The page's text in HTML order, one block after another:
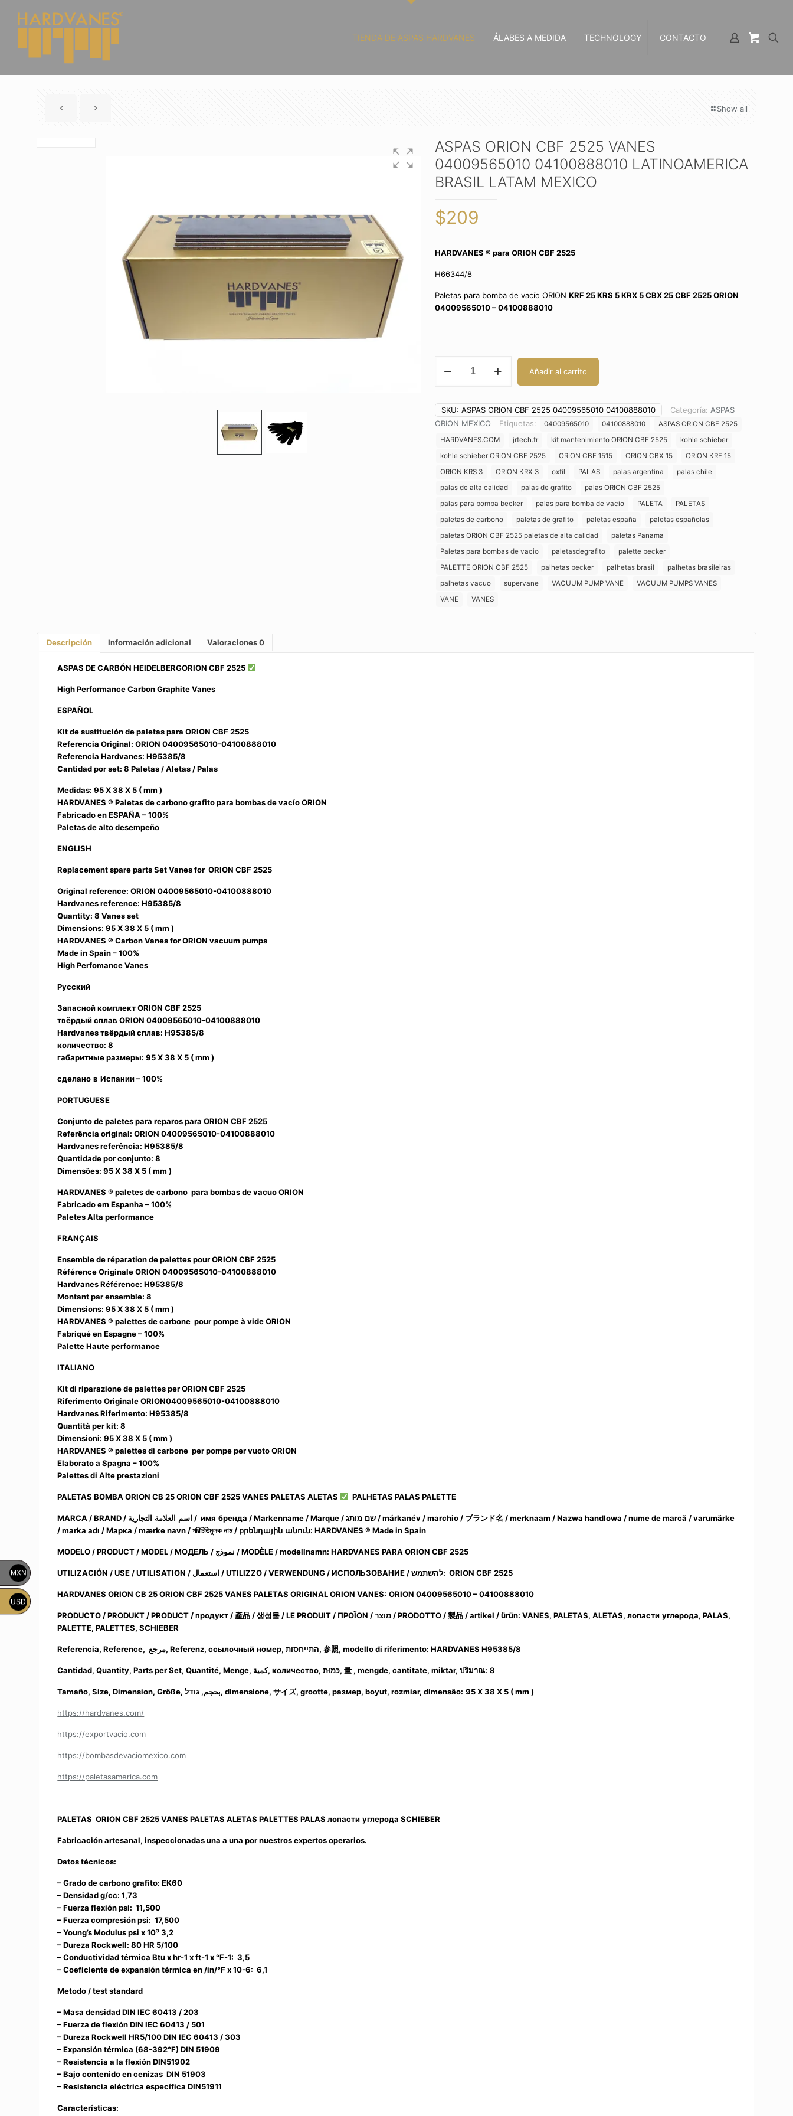
TIENDA DE ASPAS HARDVANES ÁLABES A MEDIDA TECHNOLOGY CONTACTO
Show all
ASPAS ORION CBF 2525 VANES
04009565010 04100888010 LATINOAMERICA
BRASIL LATAM MEXICO
$209
HARDVANES ® para ORION CBF 2525
H66344/8
Paletas para bomba de vacío ORION KRF 25 KRS 5 KRX 5 CBX 25 CBF 2525 ORION
04009565010 – 04100888010
ORION
VANES
04009565010
04100888010
BRASIL
LATAM
MEXICO
Añadir al carrito
SKU: ASPAS ORION CBF 2525 04009565010 04100888010 Categoría: ASPAS
ORION MEXICO
Etiquetas: 04009565010 04100888010
ASPAS ORION CBF 2525
HARDVANES.COM
jrtech.fr kit mantenimiento ORION CBF 2525
kohle schieber
kohle schieber ORION CBF 2525
ORION CBF 1515 ORION CBX 15
ORION KRF 15
ORION KRS 3
ORION KRX 3 oxfil PALAS palas argentina
palas chile
palas de alta calidad
palas de grafito
palas ORION CBF 2525
palas para bomba becker
palas para bomba de vacio PALETA
PALETAS
paletas de carbono
paletas de grafito paletas españa
paletas españolas
paletas ORION CBF 2525 paletas de alta calidad
paletas Panama
Paletas para bombas de vacio
paletasdegrafito
palette becker
PALETTE ORION CBF 2525
palhetas becker palhetas brasil
palhetas brasileiras
palhetas vacuo
supervane VACUUM PUMP VANE
VACUUM PUMPS VANES
VANE
VANES
Descripción Información adicional Valoraciones0
ASPAS DE CARBÓN HEIDELBERGORION CBF 2525
High Performance Carbon Graphite Vanes
ESPAÑOL
Kit de sustitución de paletas para ORION CBF 2525
Referencia Original: ORION 04009565010-04100888010
Referencia Hardvanes: H95385/8
Cantidad por set: 8 Paletas / Aletas / Palas
Medidas: 95 X 38 X 5 ( mm )
HARDVANES ® Paletas de carbono grafito para bombas de vacío ORION
Fabricado en ESPAÑA – 100%
Paletas de alto desempeño
ENGLISH
Replacement spare parts Set Vanes for ORION CBF 2525
Original reference: ORION 04009565010-04100888010
Hardvanes reference: H95385/8
Quantity: 8 Vanes set
Dimensions: 95 X 38 X 5 ( mm )
HARDVANES ® Carbon Vanes for ORION vacuum pumps
Made in Spain – 100%
High Perfomance Vanes
Русский
Запасной комплект ORION CBF 2525
твёрдый сплав ORION 04009565010-04100888010
Hardvanes твёрдый сплав: H95385/8
количество: 8
габаритные размеры: 95 X 38 X 5 ( mm )
сделано в Испании – 100%
PORTUGUESE
Conjunto de paletes para reparos para ORION CBF 2525
Referência original: ORION 04009565010-04100888010
Hardvanes referência: H95385/8
Quantidade por conjunto: 8
Dimensões: 95 X 38 X 5 ( mm )
HARDVANES ® paletes de carbono para bombas de vacuo ORION
Fabricado em Espanha – 100%
Paletes Alta performance
FRANÇAIS
Ensemble de réparation de palettes pour ORION CBF 2525
Référence Originale ORION 04009565010-04100888010
Hardvanes Référence: H95385/8
Montant par ensemble: 8
Dimensions: 95 X 38 X 5 ( mm )
HARDVANES ® palettes de carbone pour pompe à vide ORION
Fabriqué en Espagne – 100%
Palette Haute performance
ITALIANO
Kit di riparazione de palettes per ORION CBF 2525
Riferimento Originale ORION04009565010-04100888010
Hardvanes Riferimento: H95385/8
Quantità per kit: 8
Dimensioni: 95 X 38 X 5 ( mm )
HARDVANES ® palettes di carbone per pompe per vuoto ORION
Elaborato a Spagna – 100%
Palettes di Alte prestazioni
PALETAS BOMBA ORION CB 25 ORION CBF 2525 VANES PALETAS ALETAS PALHETAS PALAS PALETTE
MARCA / BRAND / اسم العلامة التجارية / имя бренда / Markenname / Marque / שם מותג / márkanév / marchio / ブランド名 / merknaam / Nazwa handlowa / nume de marcă / varumärke
/ marka adı / Марка / mærke navn /পরিচিতিমুলক নাম/ բրենդային անուն: HARDVANES ® Made in Spain
MODELO / PRODUCT / MODEL / МОДЕЛЬ / نموذج / MODÈLE / modellnamn: HARDVANES PARA ORION CBF 2525
UTILIZACIÓN / USE / UTILISATION / استعمال / UTILIZZO / VERWENDUNG / ИСПОЛЬЗОВАНИЕ / להשתמש: ORION CBF 2525
HARDVANES ORION CB 25 ORION CBF 2525 VANES PALETAS ORIGINAL ORION VANES: ORION 04009565010 – 04100888010
PRODUCTO / PRODUKT / PRODUCT / продукт / 產品 /생성물 / LE PRODUIT / ΠΡΟΪΟΝ / מוצר / PRODOTTO /製品 / artikel / ürün: VANES, PALETAS, ALETAS, лопасти углерода, PALAS,
PALETTE, PALETTES, SCHIEBER
Referencia, Reference, مرجع, Referenz, ссылочный номер, התייחסות,参照, modello di riferimento: HARDVANES H95385/8
Cantidad, Quantity, Parts per Set, Quantité, Menge, كمية, количество, כַּמוּת,量 , mengde, cantitate, miktar,ปริมาณ: 8
Tamaño, Size, Dimension, Größe, بحجم, גודל, dimensione,サイズ, grootte, размер, boyut, rozmiar, dimensão: 95 X 38 X 5 ( mm )
https://hardvanes.com/
https://exportvacio.com
https://bombasdevaciomexico.com
https://paletasamerica.com
PALETAS ORION CBF 2525 VANES PALETAS ALETAS PALETTES PALAS лопасти углерода SCHIEBER
Fabricación artesanal, inspeccionadas una a una por nuestros expertos operarios.
Datos técnicos:
– Grado de carbono grafito: EK60
– Densidad g/cc: 1,73
– Fuerza flexión psi: 11,500
– Fuerza compresión psi: 17,500
– Young’s Modulus psi x 10³ 3,2
– Dureza Rockwell: 80 HR 5/100
– Conductividad térmica Btu x hr-1 x ft-1 x °F-1: 3,5
– Coeficiente de expansión térmica en /in/°F x 10-6: 6,1
Metodo / test standard
– Masa densidad DIN IEC 60413 / 203
– Fuerza de flexión DIN IEC 60413 / 501
– Dureza Rockwell HR5/100 DIN IEC 60413 / 303
– Expansión térmica (68-392°F) DIN 51909
– Resistencia a la flexión DIN51902
– Bajo contenido en cenizas DIN 51903
– Resistencia eléctrica específica DIN51911
Características:
MXN
USD